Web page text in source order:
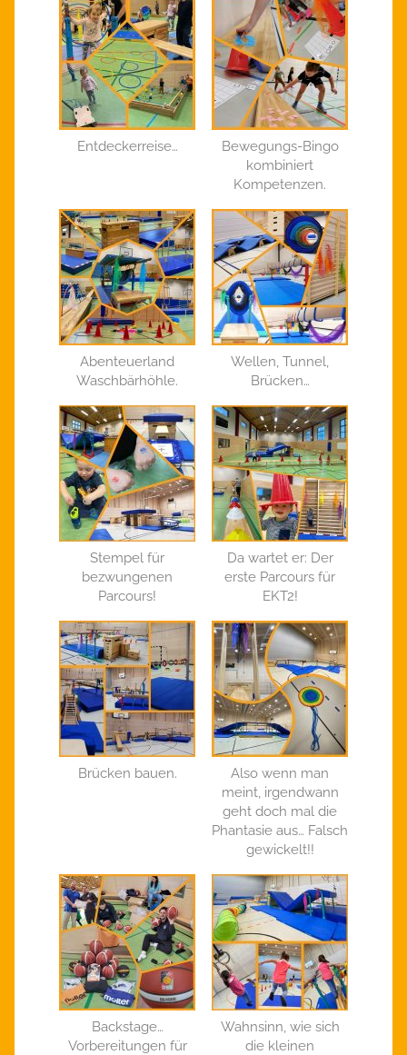
Entdeckerreise…
Bewegungs-Bingo
kombiniert
Kompetenzen.
Abenteuerland
Waschbärhöhle.
Wellen, Tunnel,
Brücken…
Stempel für
bezwungenen
Parcours!
Da wartet er: Der
erste Parcours für
EKT2!
Brücken bauen.
Also wenn man
meint, irgendwann
geht doch mal die
Phantasie aus… Falsch
gewickelt!!
Backstage…
Vorbereitungen für
Wahnsinn, wie sich
die kleinen